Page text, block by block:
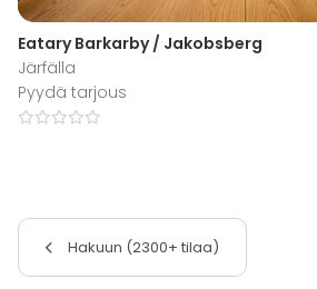
Eatary Barkarby / Jakobsberg
Järfälla
Pyydä tarjous
Hakuun (2300+ tilaa)